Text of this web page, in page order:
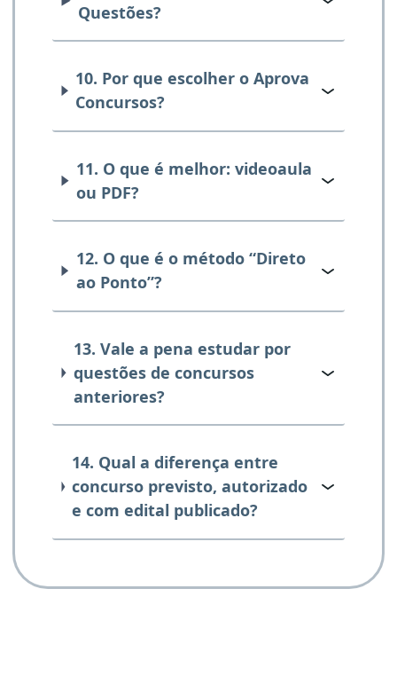
Questões?
10. Por que escolher o Aprova
Concursos?
11. O que é melhor: videoaula
ou PDF?
12. O que é o método “Direto
ao Ponto”?
13. Vale a pena estudar por
questões de concursos
anteriores?
14. Qual a diferença entre
concurso previsto, autorizado
e com edital publicado?